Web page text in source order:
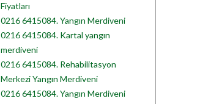
Fiyatları
0216 6415084. Yangın Merdiveni
0216 6415084. Kartal yangın
merdiveni
0216 6415084. Rehabilitasyon
Merkezi Yangın Merdiveni
0216 6415084. Yangın Merdiveni